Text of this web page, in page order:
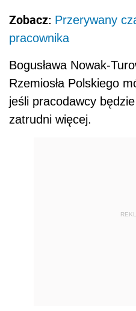
Zobacz: Przerywany
pracownika
Bogusława Nowak-
Rzemiosła Polskiego
jeśli pracodawcy
zatrudni więcej.